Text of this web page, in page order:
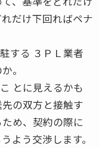
だけ下回ればペナ
する ３ＰＬ業者
。
とに見えるかも
の双方と接触す
め、契約の際に
よう交渉します。